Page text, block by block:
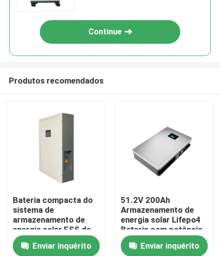
Casa
Produtos
Continue
Produtos recomendados
Bateria compacta do
sistema de
armazenamento de
energia solar ESS de
51.2V 200Ah para um
desempenho ideal
Enviar inquérito
51.2V 200Ah
Armazenamento de
energia solar Lifepo4
Bateria com potência
nominal 10,24KWh
95%DODEnviar inquérito